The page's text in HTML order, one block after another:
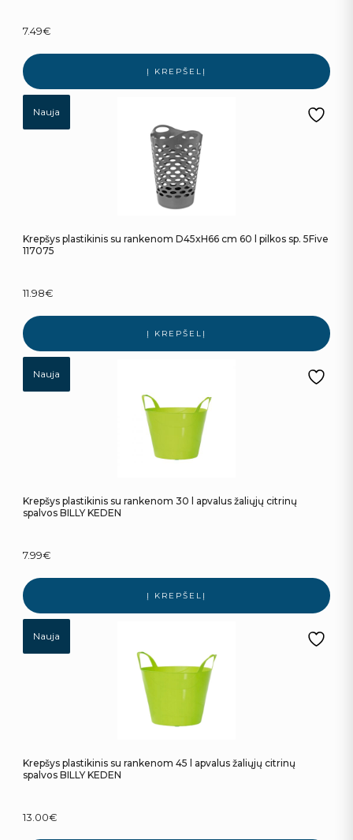
7.49€
Į KREPŠELĮ
Nauja
Krepšys plastikinis su rankenom D45xH66 cm 60 l pilkos sp. 5Five
117075
11.98€
Į KREPŠELĮ
Nauja
Krepšys plastikinis su rankenom 30 l apvalus žaliųjų citrinų
spalvos BILLY KEDEN
7.99€
Į KREPŠELĮ
Nauja
Krepšys plastikinis su rankenom 45 l apvalus žaliųjų citrinų
spalvos BILLY KEDEN
13.00€